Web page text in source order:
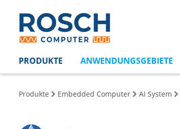
PRODUKTE ANWENDUNGSGEBIETE
Produkte Embedded Computer AI System